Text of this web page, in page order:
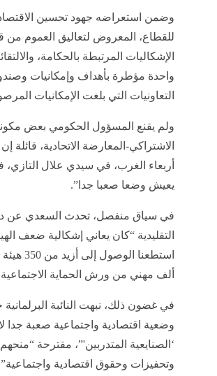
وضمن استعراضه جهود تحسين الاقتصاد
للقطاع، المعروض لتعاليق العموم من
الإشكاليات المرتبطة بالحكامة،
واحدة مؤطرة بأهداف وإمكانيات
التعاونيات التي بلغت الإمكانيات المرصودة لها أزيد من 120 مليون
ولم يقنع المسؤول الحكومي بعض
الاشتراكي-المعارضة الاتحادية،
أربعاء الغرب، في سيدي علال
يعيش وضعا صعبا جدا”.
في سياق منفصل، تحدث السعدي عن
التقليدية “كان يعاني إشكالية ضعف
ألف مهني من ورش الحماية الاجتماعية، مع توزيع 300
في غضون ذلك، نبهت النائبة
وضعية اقتصادية واجتماعية صعبة جدا
‘الصنايعية المتدربين'”، مقترحة
وتحفيزات وحقوق اقتصادية